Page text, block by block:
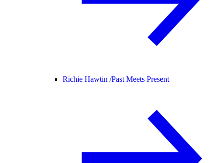
Richie Hawtin /Past Meets Present